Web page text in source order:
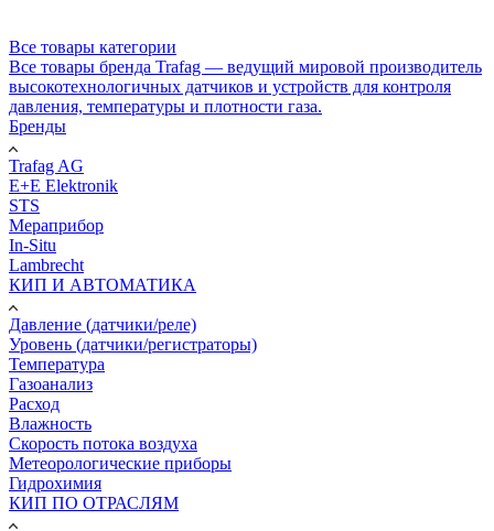
Все товары категории
Все товары бренда Trafag — ведущий мировой производитель
высокотехнологичных датчиков и устройств для контроля
давления, температуры и плотности газа.
Бренды
Trafag AG
E+E Elektronik
STS
Мераприбор
In-Situ
Lambrecht
КИП И АВТОМАТИКА
Давление (датчики/реле)
Уровень (датчики/регистраторы)
Температура
Газоанализ
Расход
Влажность
Скорость потока воздуха
Метеорологические приборы
Гидрохимия
КИП ПО ОТРАСЛЯМ